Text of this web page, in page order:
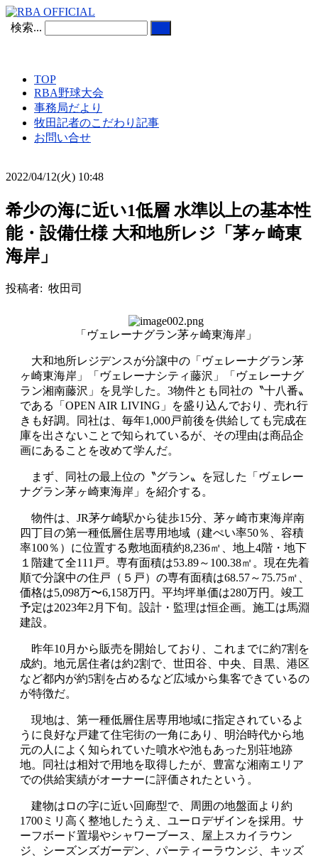
検索...
TOP
RBA野球大会
事務局だより
牧田記者のこだわり記事
お問い合せ
2022/04/12(火) 10:48
希少の海に近い1低層 水準以上の基本性
能・設備仕様 大和地所レジ「茅ヶ崎東
海岸」
投稿者: 牧田司
「ヴェレーナグラン茅ヶ崎東海岸」
大和地所レジデンスが分譲中の「ヴェレーナグラン茅
ヶ崎東海岸」「ヴェレーナシティ藤沢」「ヴェレーナグ
ラン湘南藤沢」を見学した。3物件とも同社の〝十八番〟
である「OPEN AIR LIVING」を盛り込んでおり、売れ行
きも好調。同社は、毎年1,000戸前後を供給しても完成在
庫を出さないことで知られているが、その理由は商品企
画にあることを改めて学んだ。
まず、同社の最上位の〝グラン〟を冠した「ヴェレー
ナグラン茅ヶ崎東海岸」を紹介する。
物件は、JR茅ケ崎駅から徒歩15分、茅ヶ崎市東海岸南
四丁目の第一種低層住居専用地域（建ぺい率50％、容積
率100％）に位置する敷地面積約8,236㎡、地上4階・地下
１階建て全111戸。専有面積は53.89～100.38㎡。現在先着
順で分譲中の住戸（５戸）の専有面積は68.57～75.75㎡、
価格は5,098万〜6,158万円。平均坪単価は280万円。竣工
予定は2023年2月下旬。設計・監理は恒企画。施工は馬淵
建設。
昨年10月から販売を開始しており、これまでに約7割を
成約。地元居住者は約2割で、世田谷、中央、目黒、港区
など都内が約5割を占めるなど広域から集客できているの
が特徴だ。
現地は、第一種低層住居専用地域に指定されているよ
うに良好な戸建て住宅街の一角にあり、明治時代から地
元の人によく知られていた噴水や池もあった別荘地跡
地。同社は相対で用地を取得したが、豊富な湘南エリア
での供給実績がオーナーに評価されたという。
建物はロの字に近い回廊型で、周囲の地盤面より約
1700ミリ高く整地したうえ、ユーロデザインを採用。サ
ーフボード置場やシャワーブース、屋上スカイラウン
ジ、シーズンズガーデン、パーティーラウンジ、キッズ